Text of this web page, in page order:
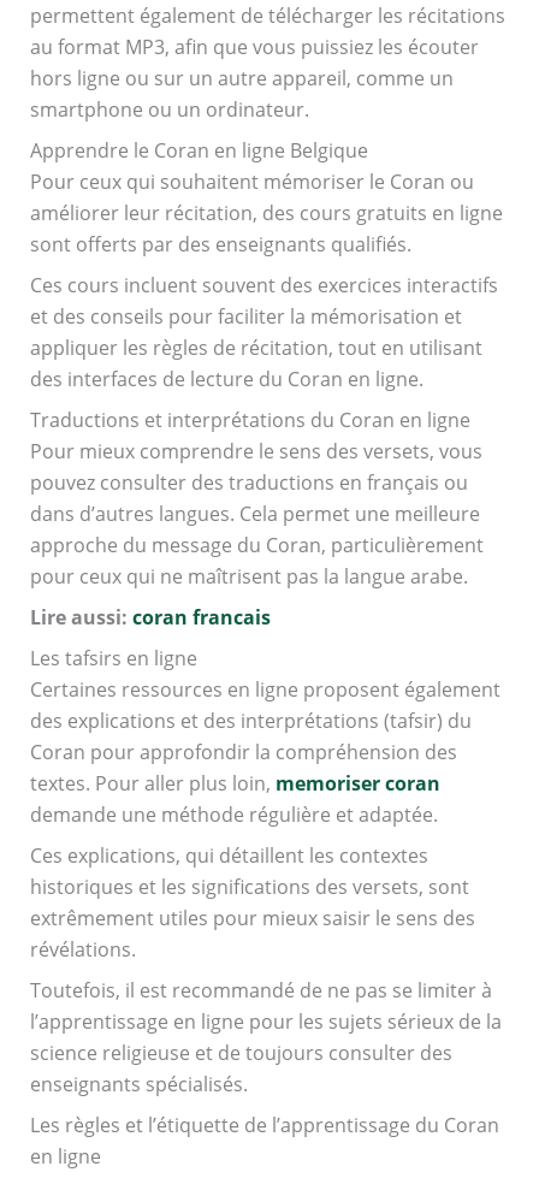
permettent également de télécharger les récitations
au format MP3, afin que vous puissiez les écouter
hors ligne ou sur un autre appareil, comme un
smartphone ou un ordinateur.
Apprendre le Coran en ligne Belgique
Pour ceux qui souhaitent mémoriser le Coran ou
améliorer leur récitation, des cours gratuits en ligne
sont offerts par des enseignants qualifiés.
Ces cours incluent souvent des exercices interactifs
et des conseils pour faciliter la mémorisation et
appliquer les règles de récitation, tout en utilisant
des interfaces de lecture du Coran en ligne.
Traductions et interprétations du Coran en ligne
Pour mieux comprendre le sens des versets, vous
pouvez consulter des traductions en français ou
dans d’autres langues. Cela permet une meilleure
approche du message du Coran, particulièrement
pour ceux qui ne maîtrisent pas la langue arabe.
Lire aussi: coran francais
Les tafsirs en ligne
Certaines ressources en ligne proposent également
des explications et des interprétations (tafsir) du
Coran pour approfondir la compréhension des
textes. Pour aller plus loin, memoriser coran
demande une méthode régulière et adaptée.
Ces explications, qui détaillent les contextes
historiques et les significations des versets, sont
extrêmement utiles pour mieux saisir le sens des
révélations.
Toutefois, il est recommandé de ne pas se limiter à
l’apprentissage en ligne pour les sujets sérieux de la
science religieuse et de toujours consulter des
enseignants spécialisés.
Les règles et l’étiquette de l’apprentissage du Coran
en ligne